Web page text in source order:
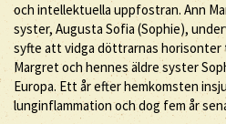
och intellektuella uppfostran. Ann
syster, Augusta Sofia (Sophie),
syfte att vidga döttrarnas horisonter
Margret och hennes äldre syster
Europa. Ett år efter hemkomsten
lunginflammation och dog fem år